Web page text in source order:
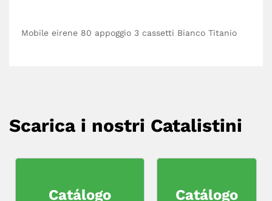
Mobile eirene 80 appoggio 3 cassetti Bianco Titanio
Scarica i nostri Catalistini
Catálogo Catálogo